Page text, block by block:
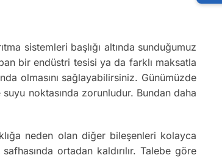
sistemleri başlığı altında sunduğumuz
bir endüstri tesisi ya da farklı maksatla
olmasını sağlayabilirsiniz. Günümüzde
noktasında zorunludur. Bundan daha
neden olan diğer bileşenleri kolayca
ortadan kaldırılır. Talebe göre